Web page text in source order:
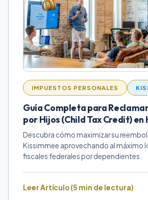
IMPUESTOS PERSONALES
Guía Completa para
por Hijos (Child Tax Credit) en
Descubra cómo maximizar su
Kissimmee aprovechando al máximo
fiscales federales por dependientes.
Leer Artículo (5 min de lectura)